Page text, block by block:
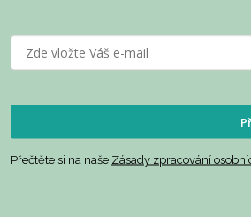
Přečtěte si na naše Zásady zpracování